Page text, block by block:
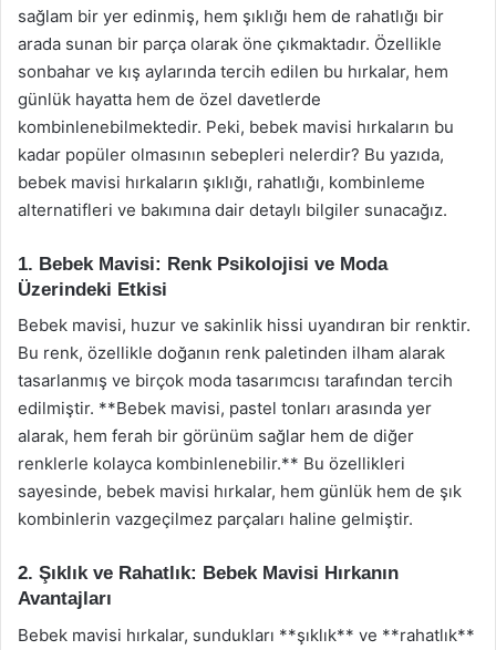
sağlam bir yer edinmiş, hem şıklığı hem de rahatlığı bir
arada sunan bir parça olarak öne çıkmaktadır. Özellikle
sonbahar ve kış aylarında tercih edilen bu hırkalar, hem
günlük hayatta hem de özel davetlerde
kombinlenebilmektedir. Peki, bebek mavisi hırkaların bu
kadar popüler olmasının sebepleri nelerdir? Bu yazıda,
bebek mavisi hırkaların şıklığı, rahatlığı, kombinleme
alternatifleri ve bakımına dair detaylı bilgiler sunacağız.
1. Bebek Mavisi: Renk Psikolojisi ve Moda
Üzerindeki Etkisi
Bebek mavisi, huzur ve sakinlik hissi uyandıran bir renktir.
Bu renk, özellikle doğanın renk paletinden ilham alarak
tasarlanmış ve birçok moda tasarımcısı tarafından tercih
edilmiştir. **Bebek mavisi, pastel tonları arasında yer
alarak, hem ferah bir görünüm sağlar hem de diğer
renklerle kolayca kombinlenebilir.** Bu özellikleri
sayesinde, bebek mavisi hırkalar, hem günlük hem de şık
kombinlerin vazgeçilmez parçaları haline gelmiştir.
2. Şıklık ve Rahatlık: Bebek Mavisi Hırkanın
Avantajları
Bebek mavisi hırkalar, sundukları **şıklık** ve **rahatlık**